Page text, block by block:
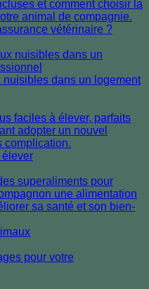
vétérinaire ?
dans un logement
élever
pour votre